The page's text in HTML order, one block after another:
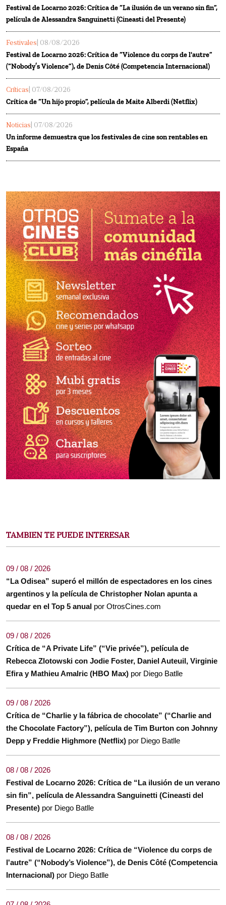
Festival de Locarno 2026: Crítica de “La ilusión de un verano sin fin”,
película de Alessandra Sanguinetti (Cineasti del Presente)
Festivales | 08/08/2026
Festival de Locarno 2026: Crítica de “Violence du corps de l'autre”
(“Nobody’s Violence”), de Denis Côté (Competencia Internacional)
Críticas | 07/08/2026
Crítica de “Un hijo propio”, película de Maite Alberdi (Netflix)
Noticias | 07/08/2026
Un informe demuestra que los festivales de cine son rentables en
España
TAMBIEN TE PUEDE INTERESAR
09 / 08 / 2026
“La Odisea” superó el millón de espectadores en los cines
argentinos y la película de Christopher Nolan apunta a
quedar en el Top 5 anual por OtrosCines.com
09 / 08 / 2026
Crítica de “A Private Life” (“Vie privée”), película de
Rebecca Zlotowski con Jodie Foster, Daniel Auteuil, Virginie
Efira y Mathieu Amalric (HBO Max) por Diego Batlle
09 / 08 / 2026
Crítica de “Charlie y la fábrica de chocolate” (“Charlie and
the Chocolate Factory”), película de Tim Burton con Johnny
Depp y Freddie Highmore (Netflix) por Diego Batlle
08 / 08 / 2026
Festival de Locarno 2026: Crítica de “La ilusión de un verano
sin fin”, película de Alessandra Sanguinetti (Cineasti del
Presente) por Diego Batlle
08 / 08 / 2026
Festival de Locarno 2026: Crítica de “Violence du corps de
l'autre” (“Nobody’s Violence”), de Denis Côté (Competencia
Internacional) por Diego Batlle